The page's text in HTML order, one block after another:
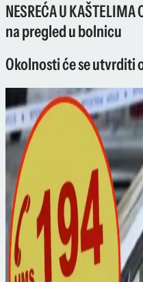
NESREĆA U
na pregled u bolnicu
Okolnosti će se utvrditi